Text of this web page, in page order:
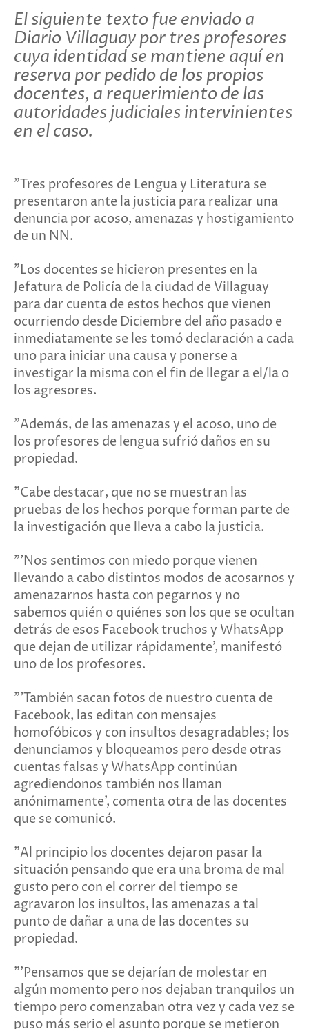
El siguiente texto fue enviado a
Diario Villaguay por tres profesores
cuya identidad se mantiene aquí en
reserva por pedido de los propios
docentes, a requerimiento de las
autoridades judiciales intervinientes
en el caso.
"Tres profesores de Lengua y Literatura se
presentaron ante la justicia para realizar una
denuncia por acoso, amenazas y hostigamiento
de un NN.
"Los docentes se hicieron presentes en la
Jefatura de Policía de la ciudad de Villaguay
para dar cuenta de estos hechos que vienen
ocurriendo desde Diciembre del año pasado e
inmediatamente se les tomó declaración a cada
uno para iniciar una causa y ponerse a
investigar la misma con el fin de llegar a el/la o
los agresores.
"Además, de las amenazas y el acoso, uno de
los profesores de lengua sufrió daños en su
propiedad.
"Cabe destacar, que no se muestran las
pruebas de los hechos porque forman parte de
la investigación que lleva a cabo la justicia.
"'Nos sentimos con miedo porque vienen
llevando a cabo distintos modos de acosarnos y
amenazarnos hasta con pegarnos y no
sabemos quién o quiénes son los que se ocultan
detrás de esos Facebook truchos y WhatsApp
que dejan de utilizar rápidamente', manifestó
uno de los profesores.
"'También sacan fotos de nuestro cuenta de
Facebook, las editan con mensajes
homofóbicos y con insultos desagradables; los
denunciamos y bloqueamos pero desde otras
cuentas falsas y WhatsApp continúan
agrediendonos también nos llaman
anónimamente', comenta otra de las docentes
que se comunicó.
"Al principio los docentes dejaron pasar la
situación pensando que era una broma de mal
gusto pero con el correr del tiempo se
agravaron los insultos, las amenazas a tal
punto de dañar a una de las docentes su
propiedad.
"'Pensamos que se dejarían de molestar en
algún momento pero nos dejaban tranquilos un
tiempo pero comenzaban otra vez y cada vez se
puso más serio el asunto porque se metieron